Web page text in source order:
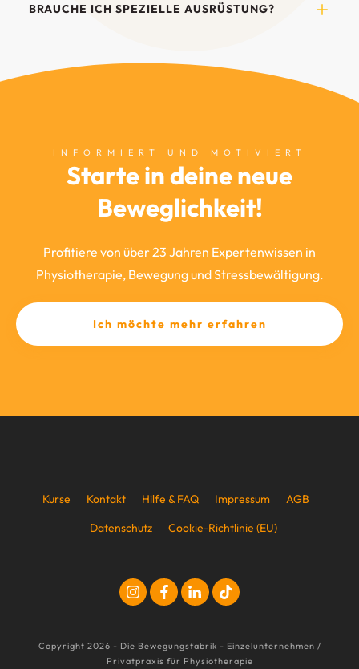
BRAUCHE ICH SPEZIELLE AUSRÜSTUNG?
INFORMIERT UND MOTIVIERT
Starte in deine neue
Beweglichkeit!
Profitiere von über 23 Jahren Expertenwissen in
Physiotherapie, Bewegung und Stressbewältigung.
Ich möchte mehr erfahren
Kurse Kontakt Hilfe & FAQ Impressum
AGB
Datenschutz
Cookie-Richtlinie (EU)
Copyright 2026 - Die Bewegungsfabrik - Einzelunternehmen /
Privatpraxis für Physiotherapie